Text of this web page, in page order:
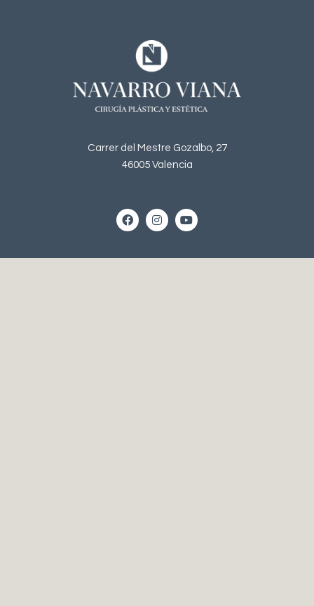
Carrer del Mestre Gozalbo, 27
46005 Valencia